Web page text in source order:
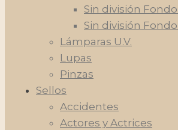
Sin división
Sin división
Lámparas U.V.
Lupas
Pinzas
Sellos
Accidentes
Actores y Actrices